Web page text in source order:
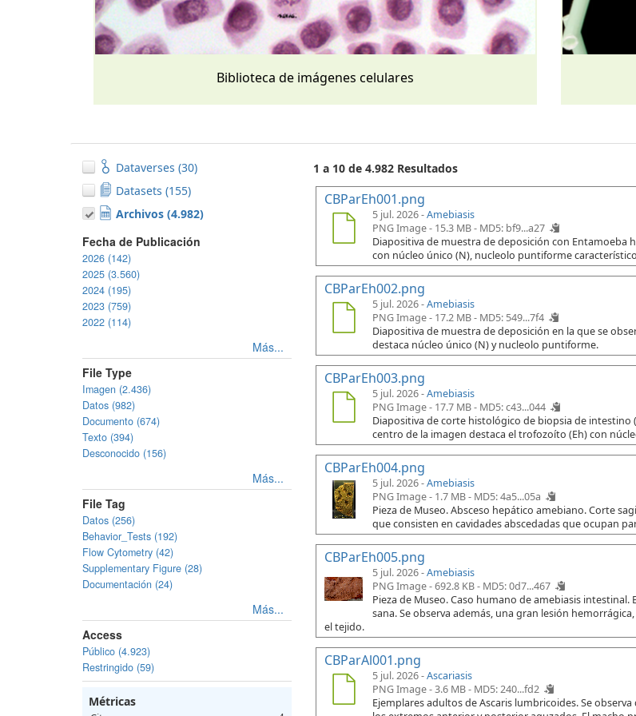
Biblioteca de imágenes celulares
Dataverses (30)
Datasets (155)
Archivos (4.982)
Fecha de Publicación
2026 (142)
2025 (3.560)
2024 (195)
2023 (759)
2022 (114)
Más...
File Type
Imagen (2.436)
Datos (982)
Documento (674)
Texto (394)
Desconocido (156)
Más...
File Tag
Datos (256)
Behavior_Tests (192)
Flow Cytometry (42)
Supplementary Figure (28)
Documentación (24)
Más...
Access
Público (4.923)
Restringido (59)
Métricas
1 a 10 de 4.982 Resultados
CBParEh001.png
5 jul. 2026 -Amebiasis
PNG Image - 15.3 MB - MD5: bf9...a27
Diapositiva de muestra de deposición con Entamoeba
con núcleo único (N), nucleolo puntiforme
CBParEh002.png
5 jul. 2026 -Amebiasis
PNG Image - 17.2 MB - MD5: 549...7f4
Diapositiva de muestra de deposición en la que se
destaca núcleo único (N) y nucleolo puntiforme.
CBParEh003.png
5 jul. 2026 -Amebiasis
PNG Image - 17.7 MB - MD5: c43...044
Diapositiva de corte histológico de biopsia de
centro de la imagen destaca el trofozoíto (Eh) con
CBParEh004.png
5 jul. 2026 -Amebiasis
PNG Image - 1.7 MB - MD5: 4a5...05a
Pieza de Museo. Absceso hepático amebiano. Corte
que consisten en cavidades abscedadas que ocupan
CBParEh005.png
5 jul. 2026 -Amebiasis
PNG Image - 692.8 KB - MD5: 0d7...467
Pieza de Museo. Caso humano de amebiasis
sana. Se observa además, una gran lesión
el tejido.
CBParAl001.png
5 jul. 2026 -Ascariasis
PNG Image - 3.6 MB - MD5: 240...fd2
Ejemplares adultos de Ascaris lumbricoides. Se